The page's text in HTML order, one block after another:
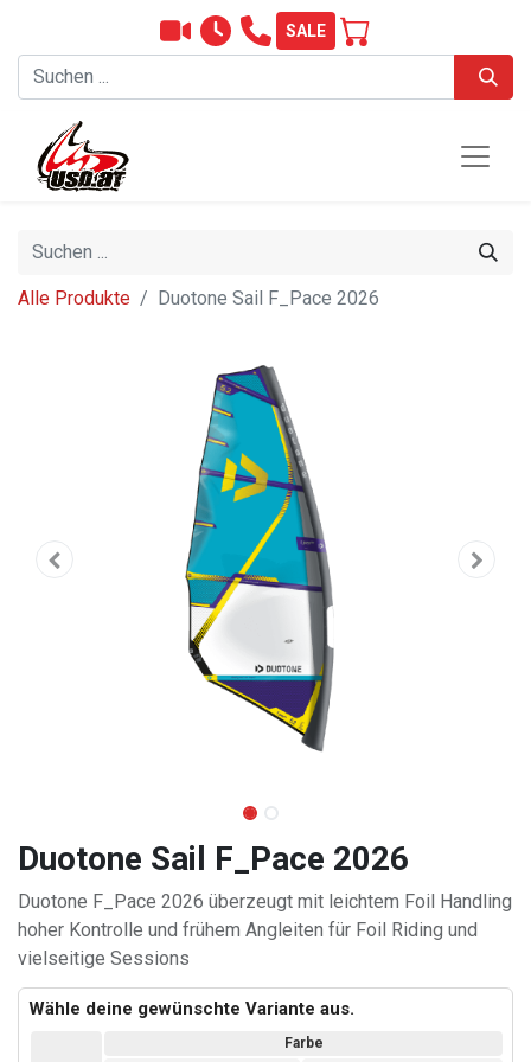
SALE
Alle Produkte Duotone Sail F_Pace 2026
Duotone Sail F_Pace 2026
Duotone F_Pace 2026 überzeugt mit leichtem Foil Handling
hoher Kontrolle und frühem Angleiten für Foil Riding und
vielseitige Sessions
Wähle deine gewünschte Variante aus.
Farbe